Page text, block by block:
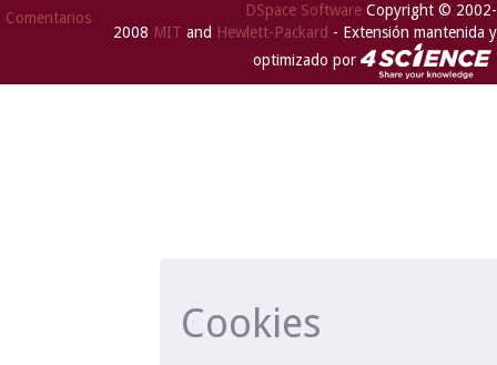
Cookies
Comentarios DSpace Software Copyright © 2002-
2008 MIT and Hewlett-Packard - Extensión mantenida y
optimizado por